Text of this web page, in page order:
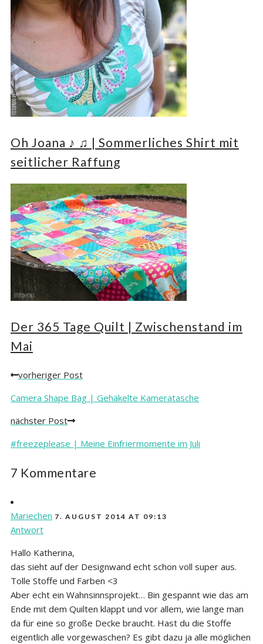
Oh Joana ♪ ♫ | Sommerliches Shirt mit
seitlicher Raffung
Der 365 Tage Quilt | Zwischenstand im
Mai
Posts
navigation
vorheriger Post
Camera Shape Bag | Gehäkelte Kameratasche
nächster Post
#freezeplease | Meine Einfriermomente im Juli
7 Kommentare
Mariechen 7. AUGUST 2014 AT 09:13
Antwort
Hallo Katherina,
das sieht auf der Designwand echt schon voll super aus.
Tolle Stoffe und Farben <3
Aber echt ein Wahnsinnsprojekt… Bin gespannt wie das am
Ende mit dem Quilten klappt und vor allem, wie lange man
da für eine so große Decke braucht. Hast du die Stoffe
eigentlich alle vorgewaschen? Es gibt dazu ja alle möglichen